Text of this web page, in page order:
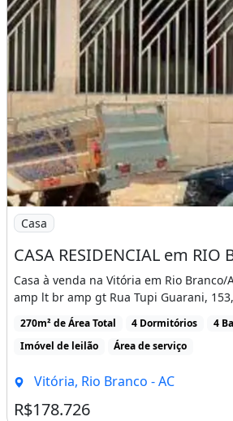
Imagem: CASA RESIDENCIAL em
Casa
Casa à venda na Vitória em Rio
amp lt br amp gt Rua Tupi Guarani,
270m² de Área Total 4 Dormitórios
4
Imóvel de leilão
Área de serviço
Vitória, Rio Branco - AC
R$178.726